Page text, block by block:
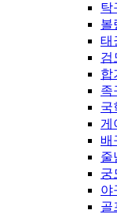
탁
볼
태
검
합
족
국
게
배
줄
궁
야
골